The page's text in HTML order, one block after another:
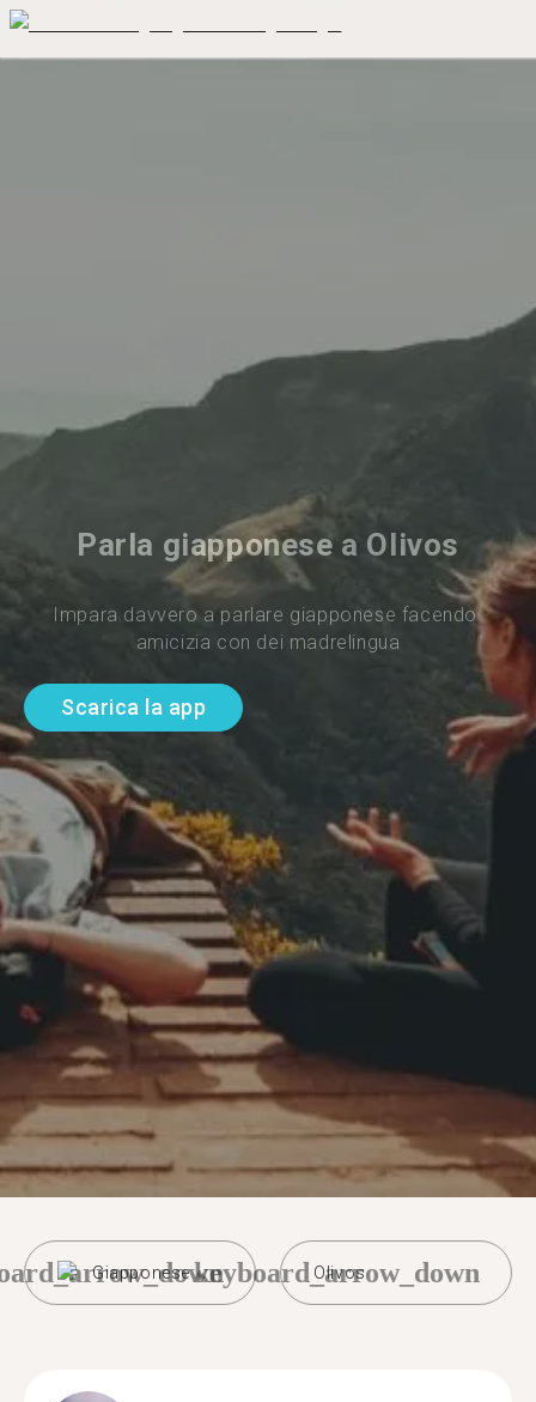
Parla giapponese a Olivos
Impara davvero a parlare giapponese facendo
amicizia con dei madrelingua
Scarica la app
Giapponese Olivos
keyboard_arrow_down